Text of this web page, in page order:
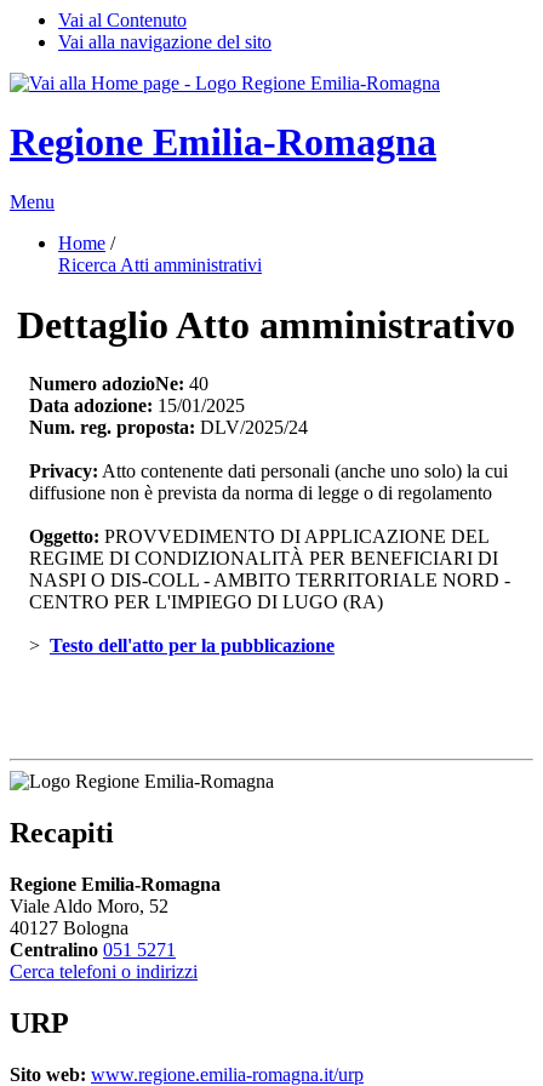
Vai al Contenuto
Vai alla navigazione del sito
Regione Emilia-Romagna
Menu
Home /
Ricerca Atti amministrativi
Dettaglio Atto amministrativo
Numero adozioNe: 40
Data adozione: 15/01/2025
Num. reg. proposta: DLV/2025/24
Privacy: Atto contenente dati personali (anche uno solo) la cui
diffusione non è prevista da norma di legge o di regolamento
Oggetto: PROVVEDIMENTO DI APPLICAZIONE DEL
REGIME DI CONDIZIONALITÀ PER BENEFICIARI DI
NASPI O DIS-COLL - AMBITO TERRITORIALE NORD -
CENTRO PER L'IMPIEGO DI LUGO (RA)
> Testo dell'atto per la pubblicazione
Recapiti
Regione Emilia-Romagna
Viale Aldo Moro, 52
40127 Bologna
Centralino 051 5271
Cerca telefoni o indirizzi
URP
Sito web: www.regione.emilia-romagna.it/urp